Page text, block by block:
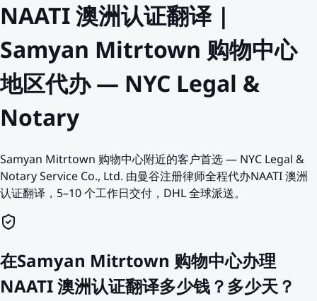
NAATI 澳洲认证翻译 |
Samyan Mitrtown 购物中心
地区代办 — NYC Legal &
Notary
Samyan Mitrtown 购物中心附近的客户首选 — NYC Legal &
Notary Service Co., Ltd. 由曼谷注册律师全程代办NAATI 澳洲
认证翻译，5–10 个工作日交付，DHL 全球派送。
在Samyan Mitrtown 购物中心办理
NAATI 澳洲认证翻译多少钱？多少天？